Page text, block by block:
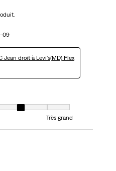
09
Jean droit à Levi's(MD) Flex
petit et 7 est égal à Très grand
Très grand